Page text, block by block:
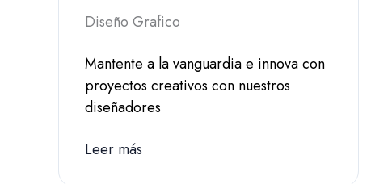
Diseño Grafico
Mantente a la vanguardia e innova con
proyectos creativos con nuestros
diseñadores
Leer más